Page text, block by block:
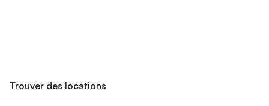
Trouver des locations